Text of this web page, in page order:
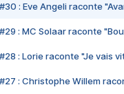
#30 : Eve Angeli raconte
#29 : MC Solaar raconte
#28 : Lorie raconte "Je vais
#27 : Christophe Willem